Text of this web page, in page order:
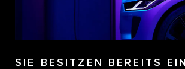
SIE BESITZEN BEREITS